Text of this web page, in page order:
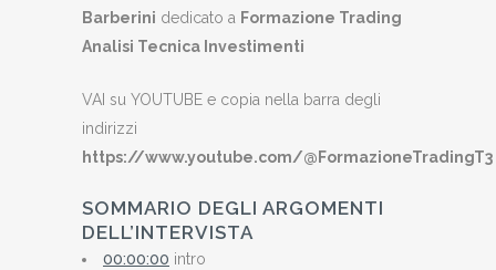
Barberini dedicato a Formazione Trading
Analisi Tecnica Investimenti
VAI su YOUTUBE e copia nella barra degli
indirizzi
https://www.youtube.com/@FormazioneTradingT3
SOMMARIO DEGLI ARGOMENTI
DELL’INTERVISTA
00:00:00 intro